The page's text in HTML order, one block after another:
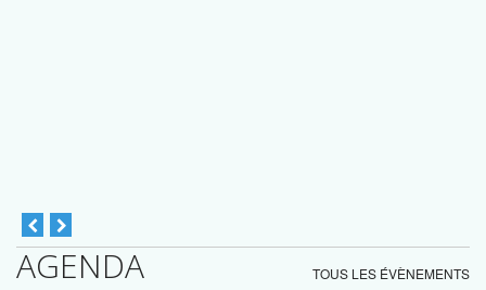
AGENDA TOUS LES ÉVÈNEMENTS